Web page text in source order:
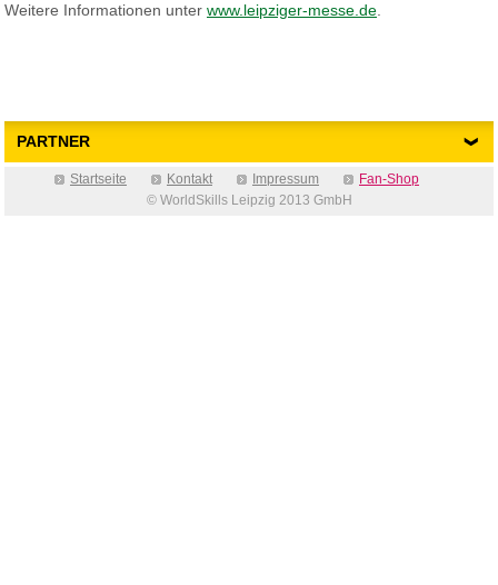
Weitere Informationen unter www.leipziger-messe.de
PARTNER
Startseite Kontakt Impressum
Fan-Shop
© WorldSkills Leipzig 2013 GmbH